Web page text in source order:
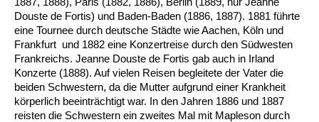
Douste de Fortis) und Baden-Baden (1886, 1887). 1881 führte
eine Tournee durch deutsche Städte wie Aachen, Köln und
Frankfurt und 1882 eine Konzertreise durch den Südwesten
Frankreichs. Jeanne Douste de Fortis gab auch in Irland
Konzerte (1888). Auf vielen Reisen begleitete der Vater die
beiden Schwestern, da die Mutter aufgrund einer Krankheit
körperlich beeinträchtigt war. In den Jahren 1886 und 1887
reisten die Schwestern ein zweites Mal mit Mapleson durch